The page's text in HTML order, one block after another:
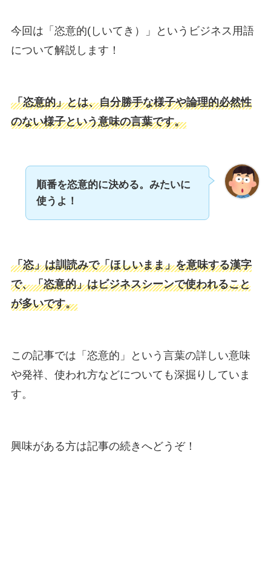
今回は「恣意的(しいてき）」というビジネス用語
について解説します！
「恣意的」とは、自分勝手な様子や論理的必然性
のない様子という意味の言葉です。
順番を恣意的に決める。みたいに
使うよ！
「恣」は訓読みで「ほしいまま」を意味する漢字
で、「恣意的」はビジネスシーンで使われること
が多いです。
この記事では「恣意的」という言葉の詳しい意味
や発祥、使われ方などについても深掘りしていま
す。
興味がある方は記事の続きへどうぞ！